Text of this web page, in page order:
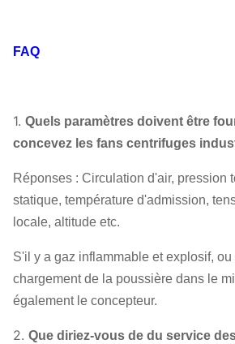
composants
moteur, capteur de
vibrant, démarreur
électrique spécial,
d'instrument de contrôle
aérien etc. de lubrifiant.
FAQ
1. Quels paramètres doivent être
concevez les fans centrifuges
Réponses : Circulation d'air, pression
statique, température d'admission,
locale, altitude etc.
S'il y a gaz inflammable et explosif, ou
chargement de la poussière dans le
également le concepteur.
2. Que diriez-vous de du service